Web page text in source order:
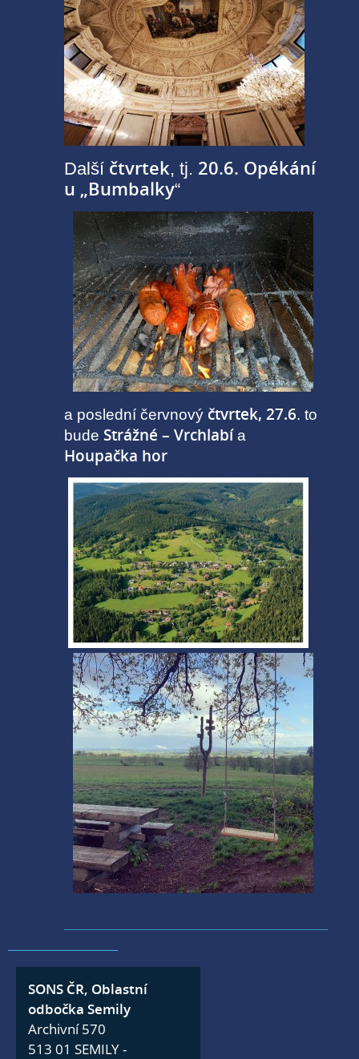
Další čtvrtek, tj. 20.6. Opékání
u „Bumbalky“
a poslední červnový čtvrtek, 27.6. to
bude Strážné – Vrchlabía
Houpačka hor
SONS ČR, Oblastní
odbočka Semily
Archivní 570
513 01 SEMILY -